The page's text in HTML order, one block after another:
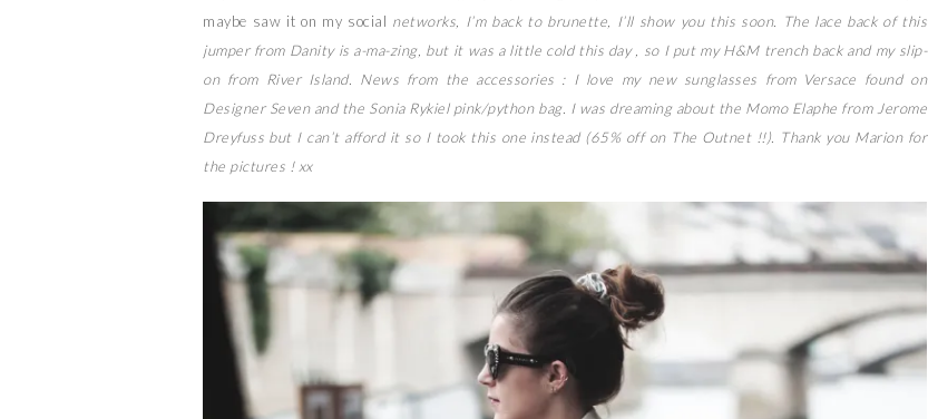
maybe saw it on my social networks, I’m back to brunette, I’ll show you this soon. The lace back of this
jumper from Danity is a-ma-zing, but it was a little cold this day , so I put my H&M trench back and my slip-
on from River Island. News from the accessories : I love my new sunglasses from Versace found on
Designer Seven and the Sonia Rykiel pink/python bag. I was dreaming about the Momo Elaphe from Jerome
Dreyfuss but I can’t afford it so I took this one instead (65% off on The Outnet !!). Thank you Marion for
the pictures ! xx